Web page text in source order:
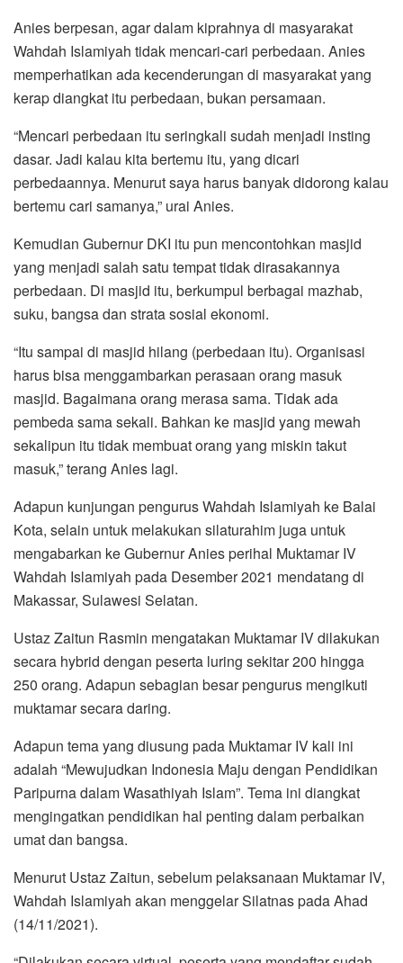
Anies berpesan, agar dalam kiprahnya di masyarakat
Wahdah Islamiyah tidak mencari-cari perbedaan. Anies
memperhatikan ada kecenderungan di masyarakat yang
kerap diangkat itu perbedaan, bukan persamaan.
“Mencari perbedaan itu seringkali sudah menjadi insting
dasar. Jadi kalau kita bertemu itu, yang dicari
perbedaannya. Menurut saya harus banyak didorong kalau
bertemu cari samanya,” urai Anies.
Kemudian Gubernur DKI itu pun mencontohkan masjid
yang menjadi salah satu tempat tidak dirasakannya
perbedaan. Di masjid itu, berkumpul berbagai mazhab,
suku, bangsa dan strata sosial ekonomi.
“Itu sampai di masjid hilang (perbedaan itu). Organisasi
harus bisa menggambarkan perasaan orang masuk
masjid. Bagaimana orang merasa sama. Tidak ada
pembeda sama sekali. Bahkan ke masjid yang mewah
sekalipun itu tidak membuat orang yang miskin takut
masuk,” terang Anies lagi.
Adapun kunjungan pengurus Wahdah Islamiyah ke Balai
Kota, selain untuk melakukan silaturahim juga untuk
mengabarkan ke Gubernur Anies perihal Muktamar IV
Wahdah Islamiyah pada Desember 2021 mendatang di
Makassar, Sulawesi Selatan.
Ustaz Zaitun Rasmin mengatakan Muktamar IV dilakukan
secara hybrid dengan peserta luring sekitar 200 hingga
250 orang. Adapun sebagian besar pengurus mengikuti
muktamar secara daring.
Adapun tema yang diusung pada Muktamar IV kali ini
adalah “Mewujudkan Indonesia Maju dengan Pendidikan
Paripurna dalam Wasathiyah Islam”. Tema ini diangkat
mengingatkan pendidikan hal penting dalam perbaikan
umat dan bangsa.
Menurut Ustaz Zaitun, sebelum pelaksanaan Muktamar IV,
Wahdah Islamiyah akan menggelar Silatnas pada Ahad
(14/11/2021).